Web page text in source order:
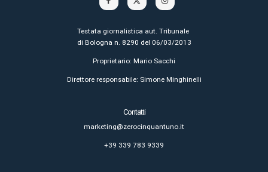
Testata giornalistica aut. Tribunale
di Bologna n. 8290 del 06/03/2013
Proprietario: Mario Sacchi
Direttore responsabile: Simone Minghinelli
Contatti
marketing@zerocinquantuno.it
+39 339 783 9339